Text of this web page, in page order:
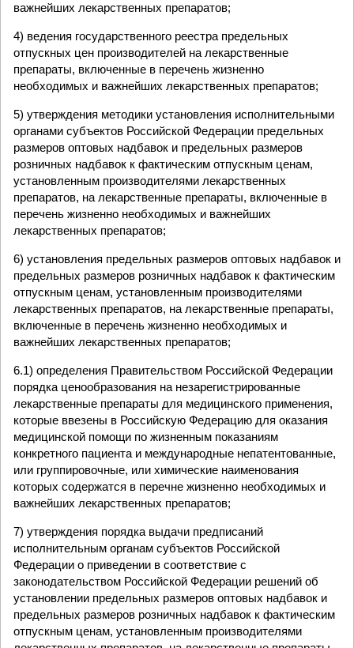
важнейших лекарственных препаратов;
4) ведения государственного реестра предельных
отпускных цен производителей на лекарственные
препараты, включенные в перечень жизненно
необходимых и важнейших лекарственных препаратов;
5) утверждения методики установления исполнительными
органами субъектов Российской Федерации предельных
размеров оптовых надбавок и предельных размеров
розничных надбавок к фактическим отпускным ценам,
установленным производителями лекарственных
препаратов, на лекарственные препараты, включенные в
перечень жизненно необходимых и важнейших
лекарственных препаратов;
6) установления предельных размеров оптовых надбавок и
предельных размеров розничных надбавок к фактическим
отпускным ценам, установленным производителями
лекарственных препаратов, на лекарственные препараты,
включенные в перечень жизненно необходимых и
важнейших лекарственных препаратов;
6.1) определения Правительством Российской Федерации
порядка ценообразования на незарегистрированные
лекарственные препараты для медицинского применения,
которые ввезены в Российскую Федерацию для оказания
медицинской помощи по жизненным показаниям
конкретного пациента и международные непатентованные,
или группировочные, или химические наименования
которых содержатся в перечне жизненно необходимых и
важнейших лекарственных препаратов;
7) утверждения порядка выдачи предписаний
исполнительным органам субъектов Российской
Федерации о приведении в соответствие с
законодательством Российской Федерации решений об
установлении предельных размеров оптовых надбавок и
предельных размеров розничных надбавок к фактическим
отпускным ценам, установленным производителями